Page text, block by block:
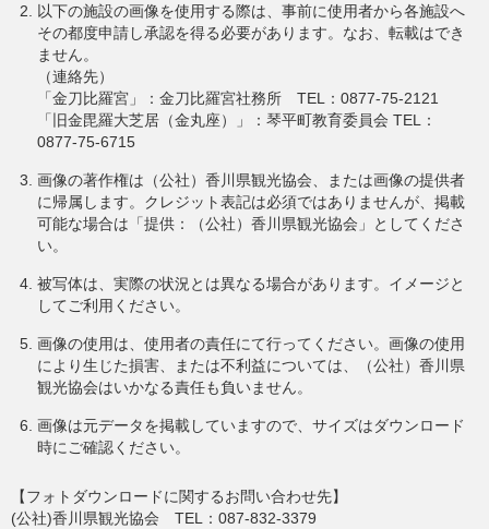
以下の施設の画像を使用する際は、事前に使用者から各施設へ
その都度申請し承認を得る必要があります。なお、転載はでき
ません。
（連絡先）
「金刀比羅宮」：金刀比羅宮社務所 TEL：0877-75-2121
「旧金毘羅大芝居（金丸座）」：琴平町教育委員会 TEL：
0877-75-6715
画像の著作権は（公社）香川県観光協会、または画像の提供者
に帰属します。クレジット表記は必須ではありませんが、掲載
可能な場合は「提供：（公社）香川県観光協会」としてくださ
い。
被写体は、実際の状況とは異なる場合があります。イメージと
してご利用ください。
画像の使用は、使用者の責任にて行ってください。画像の使用
により生じた損害、または不利益については、（公社）香川県
観光協会はいかなる責任も負いません。
画像は元データを掲載していますので、サイズはダウンロード
時にご確認ください。
【フォトダウンロードに関するお問い合わせ先】
(公社)香川県観光協会 TEL：087-832-3379